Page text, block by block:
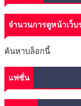
จำนวนการดูหน้าเว็บ
ค้นหาบล็อกนี้
แฟชั่น